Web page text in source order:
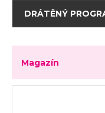
DRÁTĚNÝ
Magazín